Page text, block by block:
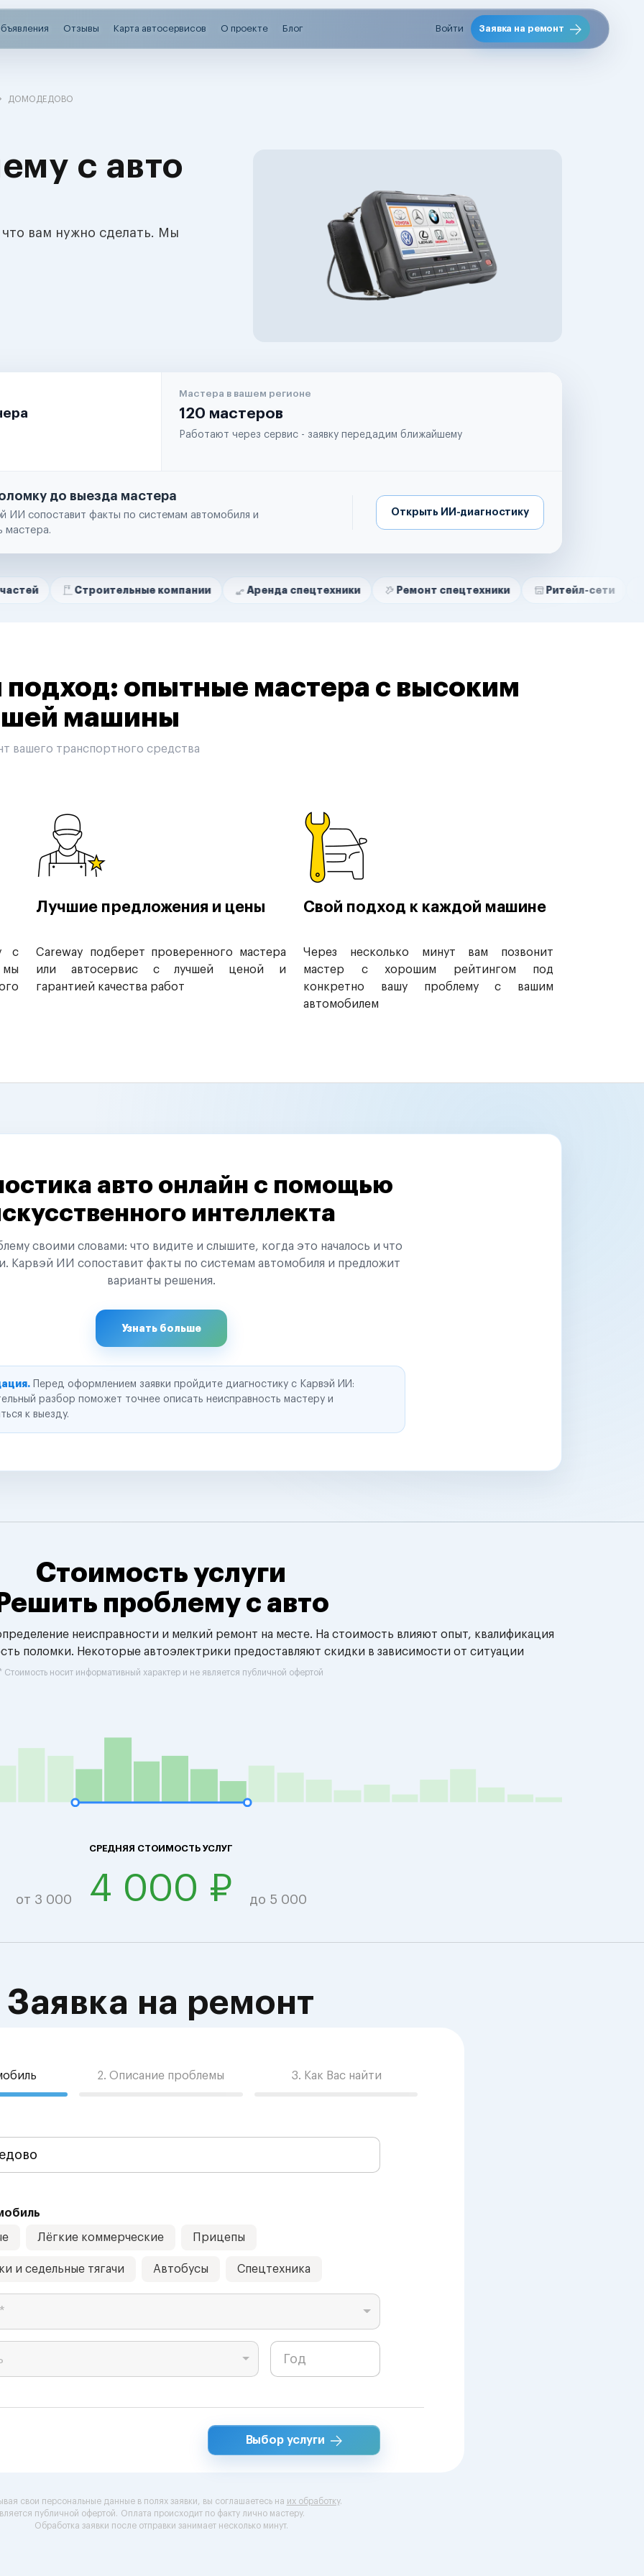
Отзывы Карта автосервисов О проекте Блог Войти Заявка на ремонт
ДОМОДЕДОВО
с авто
вам нужно сделать. Мы
Мастера в вашем регионе
120 мастеров
Работают через сервис - заявку передадим ближайшему
до выезда мастера
ИИ сопоставит факты по системам автомобиля и
мастера.
Открыть ИИ-диагностику
Строительные компании Аренда спецтехники Ремонт спецтехники Ритейл-сети
опытные мастера с высоким
машины
вашего транспортного средства
с
мы
Лучшие предложения и цены
Careway подберет проверенного мастера
или автосервис с лучшей ценой и
гарантией качества работ
Свой подход к каждой машине
Через несколько минут вам позвонит
мастер с хорошим рейтингом под
конкретно вашу проблему с вашим
автомобилем
авто онлайн с помощью
интеллекта
своими словами: что видите и слышите, когда это началось и что
Карвэй ИИ сопоставит факты по системам автомобиля и предложит
варианты решения.
Узнать больше
Перед оформлением заявки пройдите диагностику с Карвэй ИИ:
разбор поможет точнее описать неисправность мастеру и
к выезду.
Стоимость услуги
Решить проблему с авто
неисправности и мелкий ремонт на месте. На стоимость влияют опыт, квалификация
поломки. Некоторые автоэлектрики предоставляют скидки в зависимости от ситуации
Стоимость носит информативный характер и не является публичной офертой
СРЕДНЯЯ СТОИМОСТЬ УСЛУГ
от 3 000 4 000 ₽ до 5 000
Заявка на ремонт
2. Описание проблемы 3. Как Вас найти
Лёгкие коммерческие Прицепы
и седельные тягачи Автобусы Спецтехника
Выбор услуги
свои персональные данные в полях заявки, вы соглашаетесь на их обработку.
публичной офертой. Оплата происходит по факту лично мастеру.
Обработка заявки после отправки занимает несколько минут.